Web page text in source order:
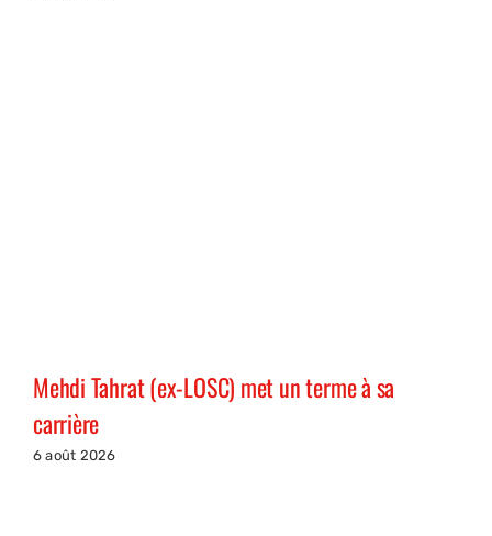
Mehdi Tahrat (ex-LOSC) met un terme à sa
carrière
6 août 2026